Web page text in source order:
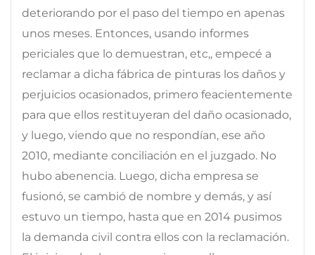
deteriorando por el paso del tiempo en apenas
unos meses. Entonces, usando informes
periciales que lo demuestran, etc,, empecé a
reclamar a dicha fábrica de pinturas los daños y
perjuicios ocasionados, primero feacientemente
para que ellos restituyeran del daño ocasionado,
y luego, viendo que no respondían, ese año
2010, mediante conciliación en el juzgado. No
hubo abenencia. Luego, dicha empresa se
fusionó, se cambió de nombre y demás, y así
estuvo un tiempo, hasta que en 2014 pusimos
la demanda civil contra ellos con la reclamación.